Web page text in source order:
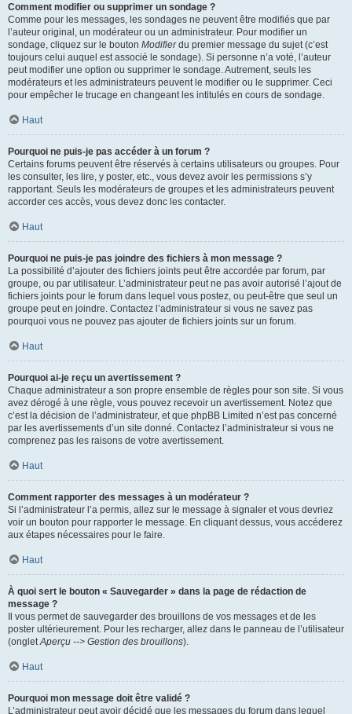
Comment modifier ou supprimer un sondage ?
Comme pour les messages, les sondages ne peuvent être modifiés que par
l’auteur original, un modérateur ou un administrateur. Pour modifier un
sondage, cliquez sur le bouton Modifierdu premier message du sujet (c’est
toujours celui auquel est associé le sondage). Si personne n’a voté, l’auteur
peut modifier une option ou supprimer le sondage. Autrement, seuls les
modérateurs et les administrateurs peuvent le modifier ou le supprimer. Ceci
pour empêcher le trucage en changeant les intitulés en cours de sondage.
Haut
Pourquoi ne puis-je pas accéder à un forum ?
Certains forums peuvent être réservés à certains utilisateurs ou groupes. Pour
les consulter, les lire, y poster, etc., vous devez avoir les permissions s’y
rapportant. Seuls les modérateurs de groupes et les administrateurs peuvent
accorder ces accès, vous devez donc les contacter.
Haut
Pourquoi ne puis-je pas joindre des fichiers à mon message ?
La possibilité d’ajouter des fichiers joints peut être accordée par forum, par
groupe, ou par utilisateur. L’administrateur peut ne pas avoir autorisé l’ajout de
fichiers joints pour le forum dans lequel vous postez, ou peut-être que seul un
groupe peut en joindre. Contactez l’administrateur si vous ne savez pas
pourquoi vous ne pouvez pas ajouter de fichiers joints sur un forum.
Haut
Pourquoi ai-je reçu un avertissement ?
Chaque administrateur a son propre ensemble de règles pour son site. Si vous
avez dérogé à une règle, vous pouvez recevoir un avertissement. Notez que
c’est la décision de l’administrateur, et que phpBB Limited n’est pas concerné
par les avertissements d’un site donné. Contactez l’administrateur si vous ne
comprenez pas les raisons de votre avertissement.
Haut
Comment rapporter des messages à un modérateur ?
Si l’administrateur l’a permis, allez sur le message à signaler et vous devriez
voir un bouton pour rapporter le message. En cliquant dessus, vous accéderez
aux étapes nécessaires pour le faire.
Haut
À quoi sert le bouton « Sauvegarder » dans la page de rédaction de
message ?
Il vous permet de sauvegarder des brouillons de vos messages et de les
poster ultérieurement. Pour les recharger, allez dans le panneau de l’utilisateur
(ongletAperçu --> Gestion des brouillons).
Haut
Pourquoi mon message doit être validé ?
L’administrateur peut avoir décidé que les messages du forum dans lequel